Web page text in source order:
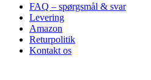
FAQ – spørgsmål & svar
Levering
Amazon
Returpolitik
Kontakt os